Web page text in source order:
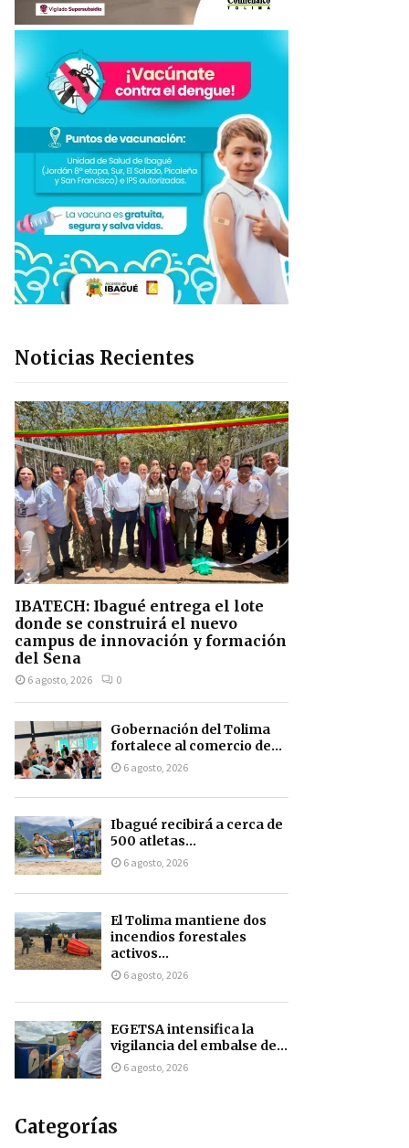
Noticias Recientes
IBATECH: Ibagué entrega el lote
donde se construirá el nuevo
campus de innovación y formación
del Sena
6 agosto, 2026 0
Gobernación del Tolima
fortalece al comercio de...
6 agosto, 2026
Ibagué recibirá a cerca de
500 atletas...
6 agosto, 2026
El Tolima mantiene dos
incendios forestales
activos...
6 agosto, 2026
EGETSA intensifica la
vigilancia del embalse de...
6 agosto, 2026
Categorías